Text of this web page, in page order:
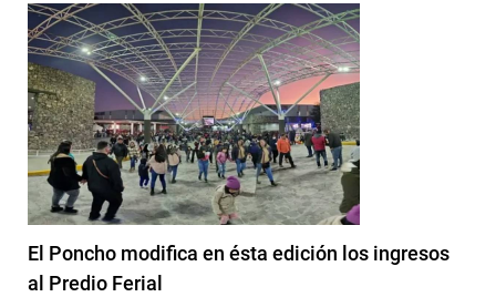
El Poncho modifica en ésta edición los ingresos
al Predio Ferial